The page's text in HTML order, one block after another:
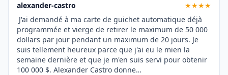
alexander-castro
★★★★
J'ai demandé à ma carte de guichet automatique déjà
programmée et vierge de retirer le maximum de 50 000
dollars par jour pendant un maximum de 20 jours. Je
suis tellement heureux parce que j'ai eu le mien la
semaine dernière et que je m'en suis servi pour obtenir
100 000 $. Alexander Castro donne…